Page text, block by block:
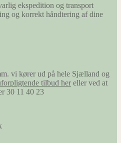
ekspedition og transport
og korrekt håndtering af dine
vi kører ud på hele Sjælland og
tilbud her eller ved at
30 11 40 23